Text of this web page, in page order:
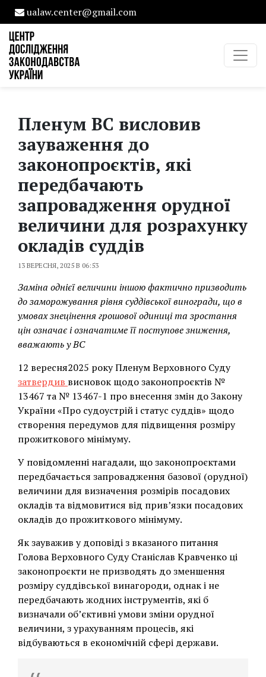
ualaw.center@gmail.com
Пленум ВС висловив
зауваження до
законопроєктів, які
передбачають
запровадження орудної
величини для розрахунку
окладів суддів
13 ВЕРЕСНЯ, 2025 В 06:53
Заміна однієї величини іншою фактично призводить
до заморожування рівня суддівської виногради, що в
умовах знецінення грошової одиниці та зростання
цін означає і означатиме її поступове зниження,
вважають у ВС
12 вересня2025 року Пленум Верховного Суду
затвердив висновок щодо законопроєктів №
13467 та № 13467-1 про внесення змін до Закону
України «Про судоустрій і статус суддів» щодо
створення передумов для підвищення розміру
прожиткового мінімуму.
У повідомленні нагадали, що законопроєктами
передбачається запровадження базової (орудної)
величини для визначення розмірів посадових
окладів та відмовитися від прив’язки посадових
окладів до прожиткового мінімуму.
Як зауважив у доповіді з вказаного питання
Голова Верховного Суду Станіслав Кравченко ці
законопроєкти не призводять до зменшення
розміру суддівської винагороди, однак і не
передбачають жодних інструментів, які б
визначали об’єктивні умови зміни орудної
величини, з урахуванням процесів, які
відбуваються в економічній сфері держави.